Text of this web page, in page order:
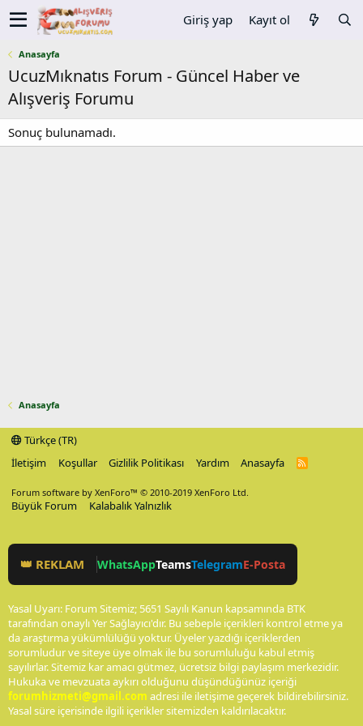
Giriş yap Kayıt ol
Anasayfa
UcuzMıknatıs Forum - Güncel Haber ve
Alışveriş Forumu
Sonuç bulunamadı.
Anasayfa
Türkçe (TR)
İletişim
Koşullar Gizlilik Politikası Yardım Anasayfa
R
Forum software by XenForo™ © 2010-2019 XenForo Ltd.
Büyük Forum Kalabalık Yalnızlık
👑 REKLAM WhatsAppTeamsTelegramE-Posta
Yasal Uyarı: Forum Sitemiz; 5651 Sayılı Kanun kapsamında BTK
tarafından onaylı Yer Sağlayıcı'dır. Bu sebeple içerikleri kontrol etme ya
da araştırma yükümlülüğü yoktur. Üyeler yazdığı içeriklerden
sorumludur ve siteye üye olmak ile bu sorumluluğu kabul etmiş
sayılırlar. Sitemiz kar amacı gütmez, ücretsiz bilgi paylaşım merkezidir.
Hukuka ve mevzuata aykırı olduğunu düşündüğünüz içeriği
forumhizmeti@gmail.com adresi ile iletişime geçerek bildirebilirsiniz.
Yasal süre içerisinde ilgili içerikler sitemizden kaldırılacaktır.